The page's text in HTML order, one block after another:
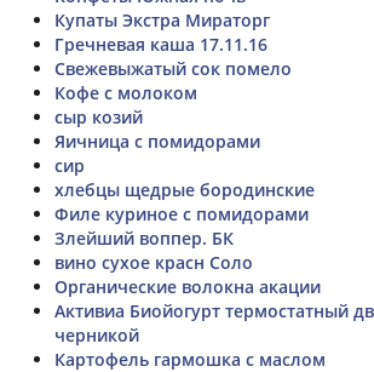
Купаты Экстра Мираторг
Гречневая каша 17.11.16
Свежевыжатый сок помело
Кофе с молоком
сыр козий
Яичница с помидорами
сир
хлебцы щедрые бородинские
Филе куриное с помидорами
Злейший воппер. БК
вино сухое красн Соло
Органические волокна акации
Активиа Биойогурт термостатный
черникой
Картофель гармошка с маслом